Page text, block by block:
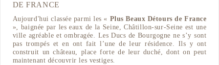
DE FRANCE
Aujourd'hui classée parmi les « Plus Beaux Détours de France
», baignée par les eaux de la Seine, Châtillon-sur-Seine est une
ville agréable et ombragée. Les Ducs de Bourgogne ne s’y sont
pas trompés et en ont fait l’une de leur résidence. Ils y ont
construit un château, place forte de leur duché, dont on peut
maintenant découvrir les vestiges.